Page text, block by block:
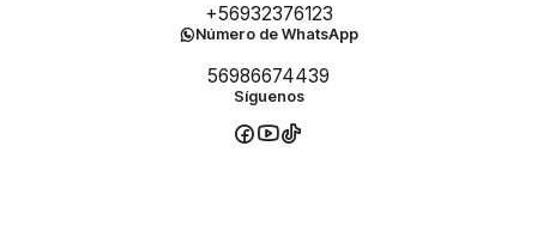
+56932376123
Número de WhatsApp
56986674439
Síguenos